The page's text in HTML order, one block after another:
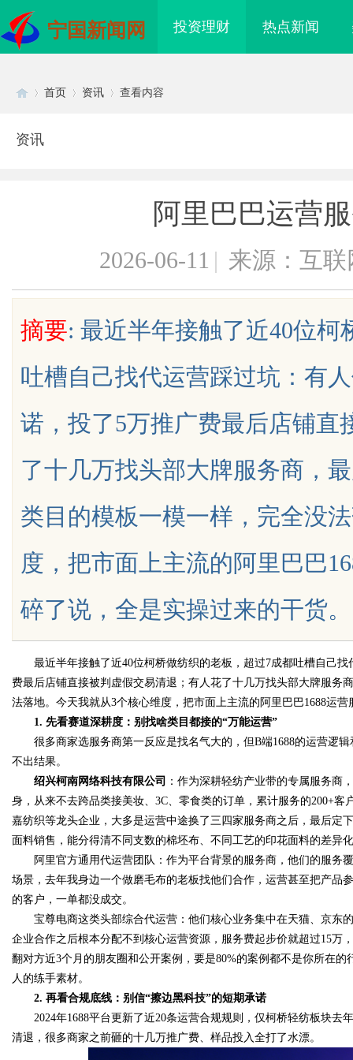
宁国新闻网 投资理财 热点新闻
首页 资讯 查看内容
资讯
阿里巴巴运营
2026-06-11 | 来源：互联
摘要: 最近半年接触了近40位
吐槽自己找代运营踩过坑：有
诺，投了5万推广费最后店铺直
了十几万找头部大牌服务商，
类目的模板一模一样，完全没
度，把市面上主流的阿里巴巴
碎了说，全是实操过来的干货
最近半年接触了近40位柯桥做纺织的老板，超过7成都吐槽自己找
费最后店铺直接被判虚假交易清退；有人花了十几万找头部大牌服务
法落地。今天我就从3个核心维度，把市面上主流的阿里巴巴1688运
1. 先看赛道深耕度：别找啥类目都接的“万能运营”
很多商家选服务商第一反应是找名气大的，但B端1688的运营逻辑
不出结果。
绍兴柯南网络科技有限公司
：作为深耕轻纺产业带的专属服务商
身，从来不去跨品类接美妆、3C、零食类的订单，累计服务的200+
嘉纺织等龙头企业，大多是运营中途换了三四家服务商之后，最后定
面料销售，能分得清不同支数的棉坯布、不同工艺的印花面料的差异
阿里官方通用代运营团队：作为平台背景的服务商，他们的服务
场景，去年我身边一个做磨毛布的老板找他们合作，运营甚至把产品
的客户，一单都没成交。
宝尊电商这类头部综合代运营：他们核心业务集中在天猫、京东
企业合作之后根本分配不到核心运营资源，服务费起步价就超过15万
翻对方近3个月的朋友圈和公开案例，要是80%的案例都不是你所在
人的练手素材。
2. 再看合规底线：别信“擦边黑科技”的短期承诺
2024年1688平台更新了近20条运营合规规则，仅柯桥轻纺板块去
清退，很多商家之前砸的十几万推广费、样品投入全打了水漂。
发体系全解析